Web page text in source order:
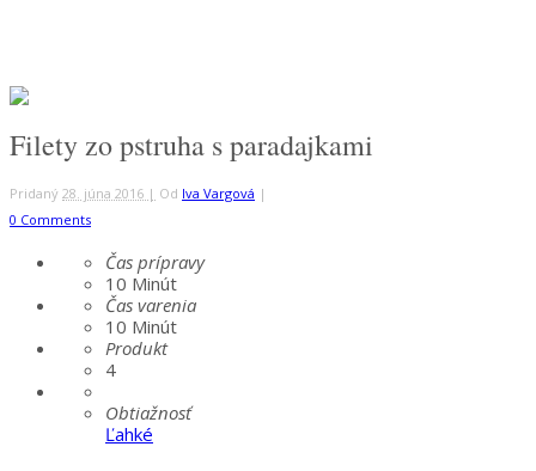
Filety zo pstruha s paradajkami
Pridaný 28. júna 2016 | Od Iva Vargová |
0 Comments
Čas prípravy
10 Minút
Čas varenia
10 Minút
Produkt
4
Obtiažnosť
Ľahké